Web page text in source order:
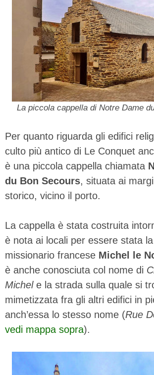
La piccola cappella di Notre Dame
Per quanto riguarda gli edifici
culto più antico di Le Conquet
è una piccola cappella chiamata
du Bon Secours, situata ai
storico, vicino il porto.
La cappella è stata costruita
è nota ai locali per essere stata
missionario francese Michel le
è anche conosciuta col nome di
Michele la strada sulla quale si
mimetizzata fra gli altri edifici in
anch’essa lo stesso nome (Rue
vedi mappa sopra).